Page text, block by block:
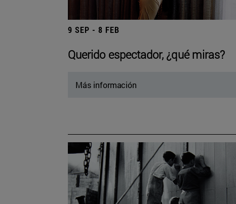
9 SEP - 8 FEB
Querido espectador, ¿qué miras?
Más información